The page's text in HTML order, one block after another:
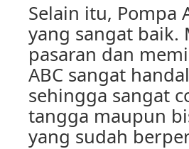
Selain itu, Pompa
yang sangat baik.
pasaran dan
ABC sangat
sehingga sangat
tangga maupun
yang sudah